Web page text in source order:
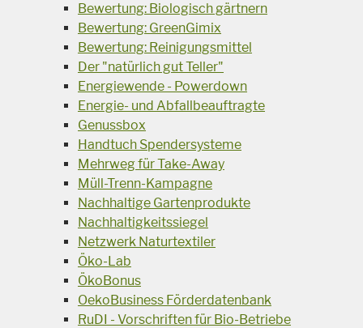
Bewertung: Biologisch gärtnern
Bewertung: GreenGimix
Bewertung: Reinigungsmittel
Der "natürlich gut Teller"
Energiewende - Powerdown
Energie- und Abfallbeauftragte
Genussbox
Handtuch Spendersysteme
Mehrweg für Take-Away
Müll-Trenn-Kampagne
Nachhaltige Gartenprodukte
Nachhaltigkeitssiegel
Netzwerk Naturtextiler
Öko-Lab
ÖkoBonus
OekoBusiness Förderdatenbank
RuDI - Vorschriften für Bio-Betriebe